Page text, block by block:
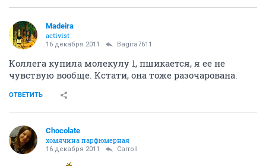
Madeira
activist
16 декабря 2011 Bagira7611
Коллега купила молекулу 1, пшикается, я ее не
чувствую вообще. Кстати, она тоже разочарована.
ОТВЕТИТЬ
Chocolate
хомячина парфюмерная
16 декабря 2011 Carroll